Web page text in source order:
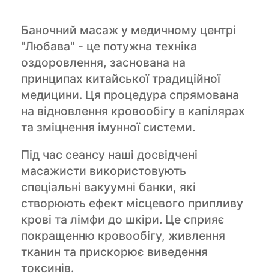
Баночний масаж у медичному центрі
"Любава" - це потужна техніка
оздоровлення, заснована на
принципах китайської традиційної
медицини. Ця процедура спрямована
на відновлення кровообігу в капілярах
та зміцнення імунної системи.
Під час сеансу наші досвідчені
масажисти використовують
спеціальні вакуумні банки, які
створюють ефект місцевого припливу
крові та лімфи до шкіри. Це сприяє
покращенню кровообігу, живлення
тканин та прискорює виведення
токсинів.